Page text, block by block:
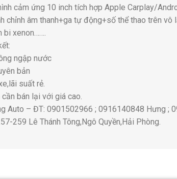
cảm ứng 10 inch tích hợp Apple Carplay/
chỉnh âm thanh+ga tự động+số thể thao trên
xenon…….
ngập nước
bản
suất rẻ.
bán lại với giá cao.
Auto – ĐT: 0901502966 ; 0916140848 Hưng ;
259 Lê Thánh Tông,Ngô Quyền,Hải Phòng.